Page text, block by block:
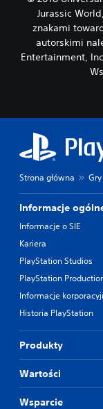
Jurassic
znakami
autorskimi
Entertainment,
Strona główna Gry
Informacje
Informacje o SIE
Kariera
PlayStation Studios
PlayStation
Informacje
Historia PlayStation
Produkty
Wartości
Wsparcie